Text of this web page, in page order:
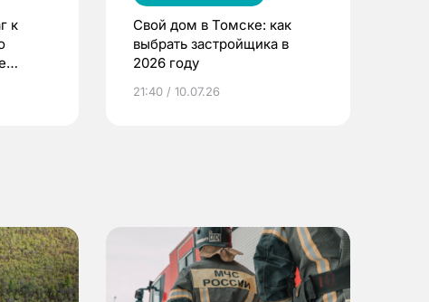
к
Свой дом в Томске: как
выбрать застройщика в
2026 году
21:40 / 10.07.26